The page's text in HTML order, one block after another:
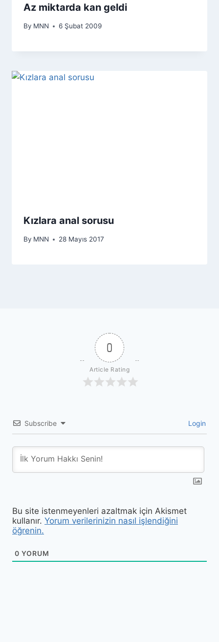
Az miktarda kan geldi
By MNN 6 Şubat 2009
Kızlara anal sorusu
By MNN 28 Mayıs 2017
0
Article Rating
Subscribe Login
Bu site istenmeyenleri azaltmak için Akismet
kullanır. Yorum verilerinizin nasıl işlendiğini
öğrenin.
0 YORUM